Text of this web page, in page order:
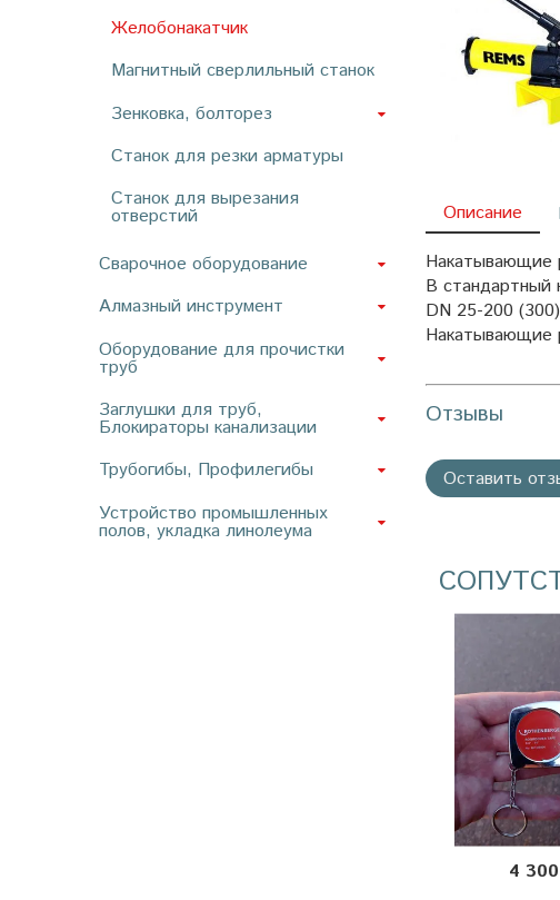
Описание
Накатывающие
В стандартный
DN 25-200
Накатывающие
Отзывы
Оставить
4
Желобонакатчик
Магнитный сверлильный станок
Зенковка, болторез
Станок для резки арматуры
Станок для вырезания
отверстий
Сварочное оборудование
Алмазный инструмент
Оборудование для прочистки
труб
Заглушки для труб,
Блокираторы канализации
Трубогибы, Профилегибы
Устройство промышленных
полов, укладка линолеума